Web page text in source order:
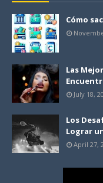
Cómo
Las
July 18,
Los
Lograr
April 27,